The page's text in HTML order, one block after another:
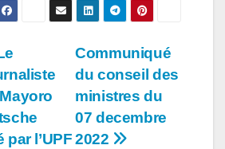
Communiqué
du conseil des
ministres du
07 decembre
2022
l’UPF